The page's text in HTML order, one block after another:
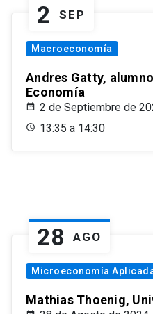
2 SEP
Macroeconomía
Andres Gatty,
Economía
2 de Septiembre de
13:35 a 14:30
28 AGO
Microeconomía
Mathias Thoenig,